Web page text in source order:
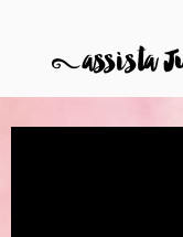
8assista